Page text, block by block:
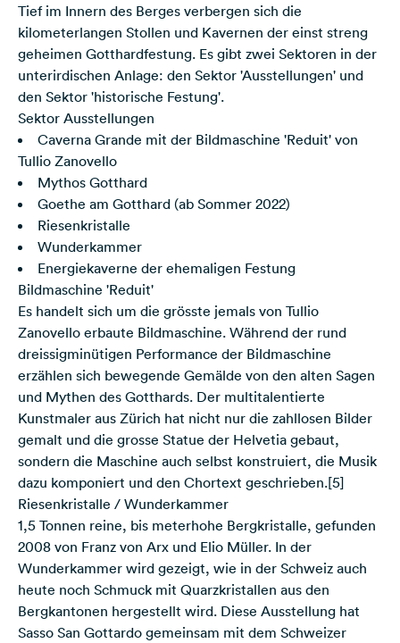
Tief im Innern des Berges verbergen sich die
kilometerlangen Stollen und Kavernen der einst streng
geheimen Gotthardfestung. Es gibt zwei Sektoren in der
unterirdischen Anlage: den Sektor 'Ausstellungen' und
den Sektor 'historische Festung'.
Sektor Ausstellungen
Caverna Grande mit der Bildmaschine 'Reduit' von
Tullio Zanovello
Mythos Gotthard
Goethe am Gotthard (ab Sommer 2022)
Riesenkristalle
Wunderkammer
Energiekaverne der ehemaligen Festung
Bildmaschine 'Reduit'
Es handelt sich um die grösste jemals von Tullio
Zanovello erbaute Bildmaschine. Während der rund
dreissigminütigen Performance der Bildmaschine
erzählen sich bewegende Gemälde von den alten Sagen
und Mythen des Gotthards. Der multitalentierte
Kunstmaler aus Zürich hat nicht nur die zahllosen Bilder
gemalt und die grosse Statue der Helvetia gebaut,
sondern die Maschine auch selbst konstruiert, die Musik
dazu komponiert und den Chortext geschrieben.[5]
Riesenkristalle / Wunderkammer
1,5 Tonnen reine, bis meterhohe Bergkristalle, gefunden
2008 von Franz von Arx und Elio Müller. In der
Wunderkammer wird gezeigt, wie in der Schweiz auch
heute noch Schmuck mit Quarzkristallen aus den
Bergkantonen hergestellt wird. Diese Ausstellung hat
Sasso San Gottardo gemeinsam mit dem Schweizer